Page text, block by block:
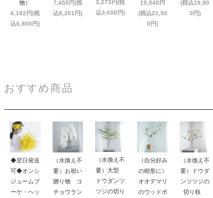
物）
6,182円(税
込6,800円)
7,455円(税
込8,201円)
3,273円(税
込3,600円)
19,545円
(税込21,50
0円)
(税込19,80
0円)
おすすめ商品
◆翌日発送
可◆オンシ
ジュームブ
ーケ・ヘッ
（水換え不
要）お祝い
贈り物 コ
チョウラン
（水換え不
要）大型
ドウダンツ
ツジの切り
（自分好み
の樹形に）
オオデマリ
のウッドポ
（水換え不
要）ドウダ
ンツツジの
切り枝